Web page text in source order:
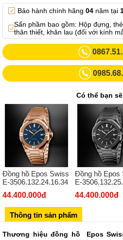
Showroom 3: Số 87 Trương
Số 55 Trần Đăng Ninh –
Số 8 Trần Duy Hưng -
Số 413 Quang Trung
Số 273 Nguyễn Văn Cừ
Số 28 Chùa Thông -
Bảo hành chính hãng 04 năm tại
Sẩn phầm bao gồm: Hộp đựng,
thân thiết, khăn lau (đối với kính
Có thể bạn
Đồng hồ Epos Swiss
E-3506.132.24.16.34
44.400.000đ
Đồng hồ Epos
E-
44.400.000đ
Thông tin sản phẩm
Thương hiệu đồng hồ Epos